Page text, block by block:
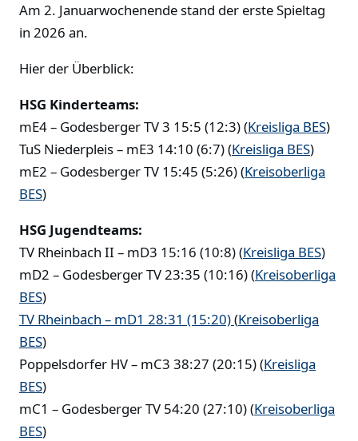
Am 2. Januarwochenende stand der erste Spieltag
in 2026 an.
Hier der Überblick:
HSG Kinderteams:
mE4 – Godesberger TV 3 15:5 (12:3) (Kreisliga BES)
TuS Niederpleis – mE3 14:10 (6:7) (Kreisliga BES)
mE2 – Godesberger TV 15:45 (5:26) (Kreisoberliga
BES)
HSG Jugendteams:
TV Rheinbach II – mD3 15:16 (10:8) (Kreisliga BES)
mD2 – Godesberger TV 23:35 (10:16) (Kreisoberliga
BES)
TV Rheinbach – mD1 28:31 (15:20)(Kreisoberliga
BES)
Poppelsdorfer HV – mC3 38:27 (20:15) (Kreisliga
BES)
mC1 – Godesberger TV 54:20 (27:10) (Kreisoberliga
BES)